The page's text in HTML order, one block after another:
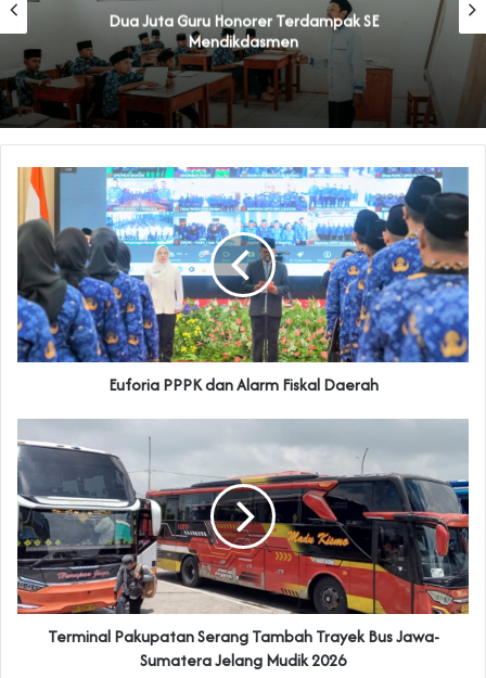
Dua Juta Guru Honorer Terdampak SE
Mendikdasmen
Euforia PPPK dan Alarm Fiskal Daerah
Terminal Pakupatan Serang Tambah Trayek Bus Jawa-
Sumatera Jelang Mudik 2026